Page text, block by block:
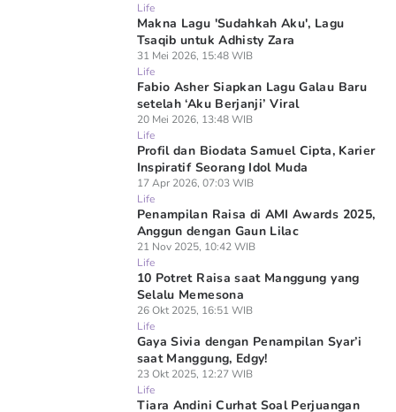
Life
Makna Lagu 'Sudahkah Aku', Lagu
Tsaqib untuk Adhisty Zara
31 Mei 2026, 15:48 WIB
Life
Fabio Asher Siapkan Lagu Galau Baru
setelah ‘Aku Berjanji’ Viral
20 Mei 2026, 13:48 WIB
Life
Profil dan Biodata Samuel Cipta, Karier
Inspiratif Seorang Idol Muda
17 Apr 2026, 07:03 WIB
Life
Penampilan Raisa di AMI Awards 2025,
Anggun dengan Gaun Lilac
21 Nov 2025, 10:42 WIB
Life
10 Potret Raisa saat Manggung yang
Selalu Memesona
26 Okt 2025, 16:51 WIB
Life
Gaya Sivia dengan Penampilan Syar’i
saat Manggung, Edgy!
23 Okt 2025, 12:27 WIB
Life
Tiara Andini Curhat Soal Perjuangan